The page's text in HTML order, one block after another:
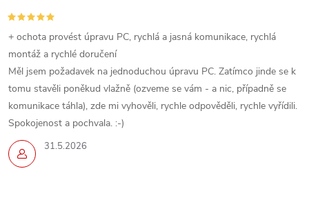
31.5.2026
+ ochota provést úpravu PC, rychlá a jasná komunikace, rychlá
montáž a rychlé doručení
Měl jsem požadavek na jednoduchou úpravu PC. Zatímco jinde se k
tomu stavěli poněkud vlažně (ozveme se vám - a nic, případně se
komunikace táhla), zde mi vyhověli, rychle odpověděli, rychle vyřídili.
Spokojenost a pochvala. :-)